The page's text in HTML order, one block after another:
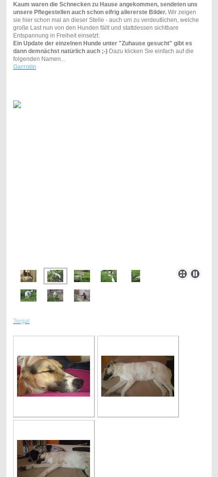
Kaum waren die Schnecken zu Hause angekommen, sendeten uns
unsere Pflegestellen auch schon eifrig allererste Bilder.Wir zeigen
sie hier schon mal an dieser Stelle - auch um zu verdeutlichen, welche
große Last nun von den Hunden fällt und stattdessen sichtbare
Entspannung in Freiheit einsetzt.
Ein Update der einzelnen Hunde unter "Zuhause gesucht" gibt es
dann demnächst natürlich auch ;-)Dazu klicken Sie einfach auf die
folgenden Namen...
Garrotin
Tergal